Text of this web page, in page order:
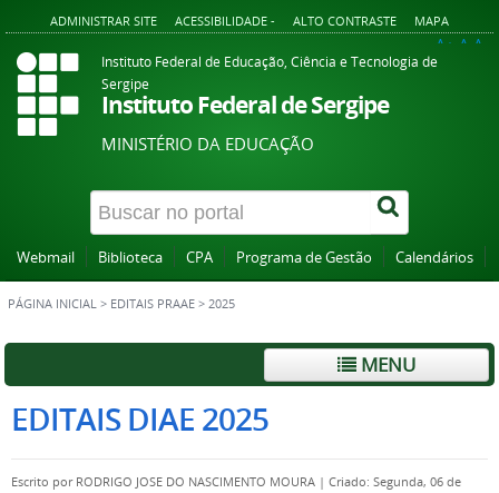
ADMINISTRAR SITE ACESSIBILIDADE - ALTO CONTRASTE MAPA
A+ A A-
Instituto Federal de Educação, Ciência e Tecnologia de
Sergipe
Instituto Federal de Sergipe
MINISTÉRIO DA EDUCAÇÃO
Webmail Biblioteca CPA Programa de Gestão Calendários
PÁGINA INICIAL > EDITAIS PRAAE > 2025
MENU
EDITAIS DIAE 2025
Escrito por RODRIGO JOSE DO NASCIMENTO MOURA | Criado: Segunda, 06 de